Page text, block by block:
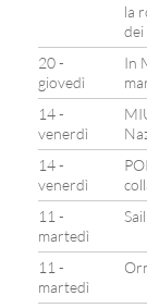
la
dei
20 -
giovedì
In
14 -
venerdì
14 -
venerdì
11 -
martedì
11 -
martedì